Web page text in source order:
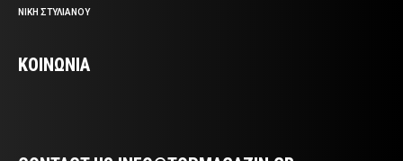
ΝΙΚΗ ΣΤΥΛΙΑΝΟΥ
ΚΟΙΝΩΝΙΑ